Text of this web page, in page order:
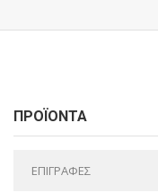
ΠΡΟΪΟΝΤΑ
ΕΠΙΓΡΑΦΕΣ